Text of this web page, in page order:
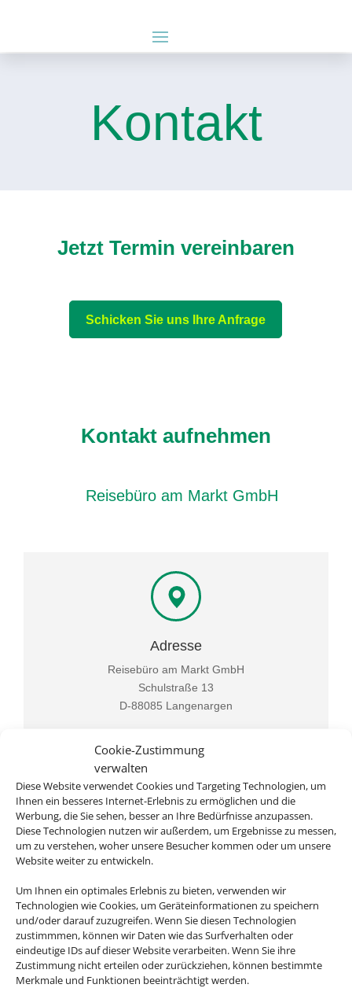
Cookie-Zustimmung
verwalten
Diese Website verwendet Cookies und Targeting Technologien, um
Ihnen ein besseres Internet-Erlebnis zu ermöglichen und die
Werbung, die Sie sehen, besser an Ihre Bedürfnisse anzupassen.
Diese Technologien nutzen wir außerdem, um Ergebnisse zu messen,
um zu verstehen, woher unsere Besucher kommen oder um unsere
Website weiter zu entwickeln.
Um Ihnen ein optimales Erlebnis zu bieten, verwenden wir
Technologien wie Cookies, um Geräteinformationen zu speichern
und/oder darauf zuzugreifen. Wenn Sie diesen Technologien
zustimmmen, können wir Daten wie das Surfverhalten oder
eindeutige IDs auf dieser Website verarbeiten. Wenn Sie ihre
Zustimmung nicht erteilen oder zurückziehen, können bestimmte
Merkmale und Funktionen beeinträchtigt werden.
Kontakt
Jetzt Termin vereinbaren
Schicken Sie uns Ihre Anfrage
Kontakt aufnehmen
Reisebüro am Markt GmbH
Adresse
Reisebüro am Markt GmbH
Schulstraße 13
D-88085 Langenargen
Rufen Sie uns an
07543 912151